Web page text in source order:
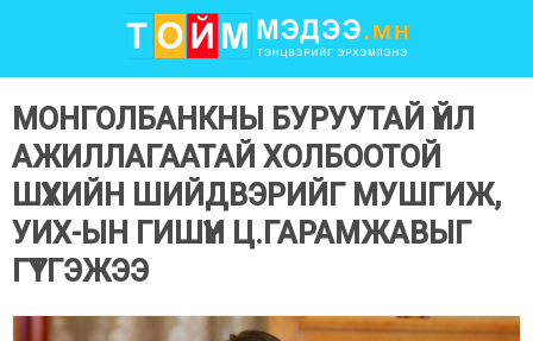
МОНГОЛБАНКНЫ БУРУУТАЙ ҮЙЛ
АЖИЛЛАГААТАЙ ХОЛБООТОЙ
ШҮҮХИЙН ШИЙДВЭРИЙГ МУШГИЖ,
УИХ-ЫН ГИШҮҮН Ц.ГАРАМЖАВЫГ
ГҮТГЭЖЭЭ